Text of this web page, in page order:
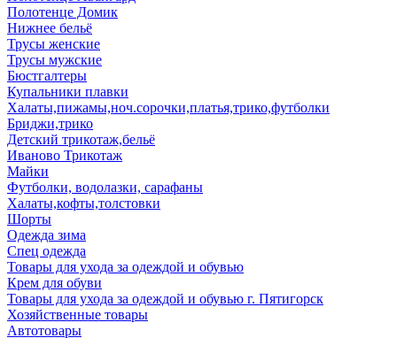
Полотенце Домик
Нижнее бельё
Трусы женские
Трусы мужские
Бюстгалтеры
Купальники плавки
Халаты,пижамы,ноч.сорочки,платья,трико,футболки
Бриджи,трико
Детский трикотаж,бельё
Иваново Трикотаж
Майки
Футболки, водолазки, сарафаны
Халаты,кофты,толстовки
Шорты
Одежда зима
Спец одежда
Товары для ухода за одеждой и обувью
Крем для обуви
Товары для ухода за одеждой и обувью г. Пятигорск
Хозяйственные товары
Автотовары